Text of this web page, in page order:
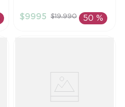
AÑADIR AL
$9995 $19.990 50 %